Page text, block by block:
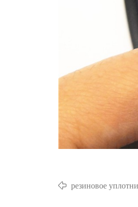
резиновое